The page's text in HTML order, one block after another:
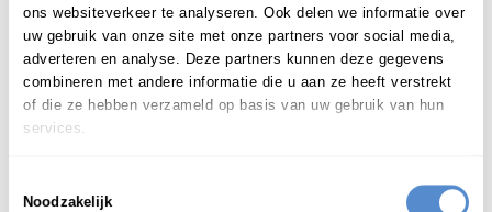
ons websiteverkeer te analyseren. Ook delen we informatie over
uw gebruik van onze site met onze partners voor social media,
adverteren en analyse. Deze partners kunnen deze gegevens
combineren met andere informatie die u aan ze heeft verstrekt
of die ze hebben verzameld op basis van uw gebruik van hun
services.
Noodzakelijk
Login om te bewerken ...
からとりひき